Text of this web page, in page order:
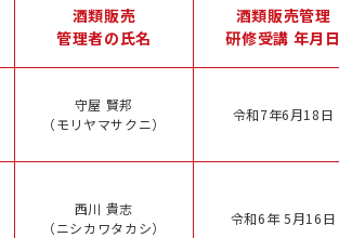
酒類販売
管理者の氏名
酒類販売管理
研修受講 年月日
守屋 賢邦
（モリヤマサクニ）
令和7年6月18日
西川 貴志
（ニシカワタカシ）
令和6年 5月16日